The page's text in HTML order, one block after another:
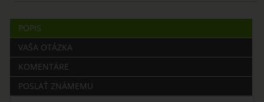
POPIS
VAŠA OTÁZKA
KOMENTÁRE
POSLAŤ ZNÁMEMU